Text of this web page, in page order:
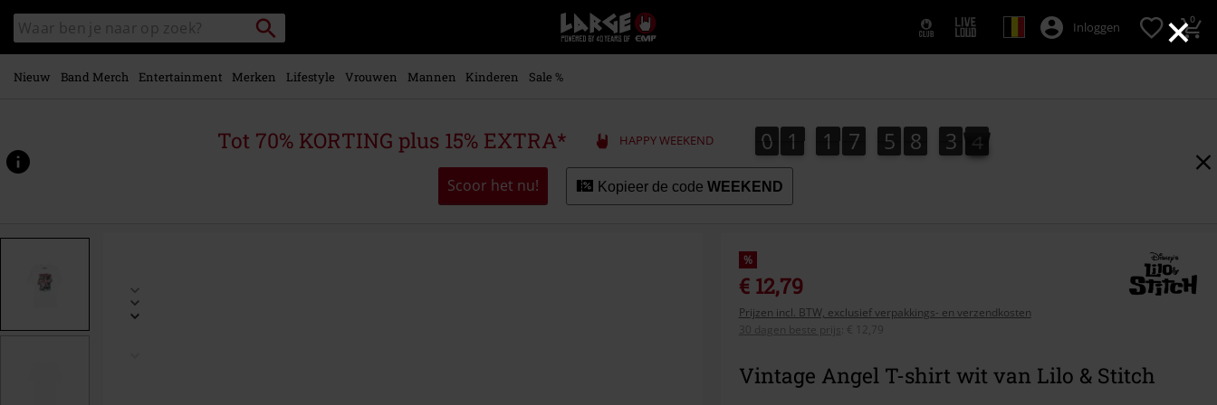
×
naar
hoofdinhoud
Zoek
in
catalogus
Packstation
zoeken
Large
–
Muziek-,
+
kleding
Inloggen 0
Nieuw Band Merch Entertainment Merken Lifestyle Vrouwen Mannen Kinderen Sale %
Tot 70% KORTING plus 15% EXTRA* HAPPY WEEKEND 0
0 1
1 1
1 7
7 5
5 8
8 3
3 2
3
2
4
3
Scoor het nu! Kopieer de code WEEKEND
www.large.be/p/vintage-
%
€ 12,79
Prijzen incl. BTW, exclusief verpakkings- en verzendkosten
30 dagen beste prijs
€ 12,79
Vintage Angel T-shirt wit van Lilo & Stitch